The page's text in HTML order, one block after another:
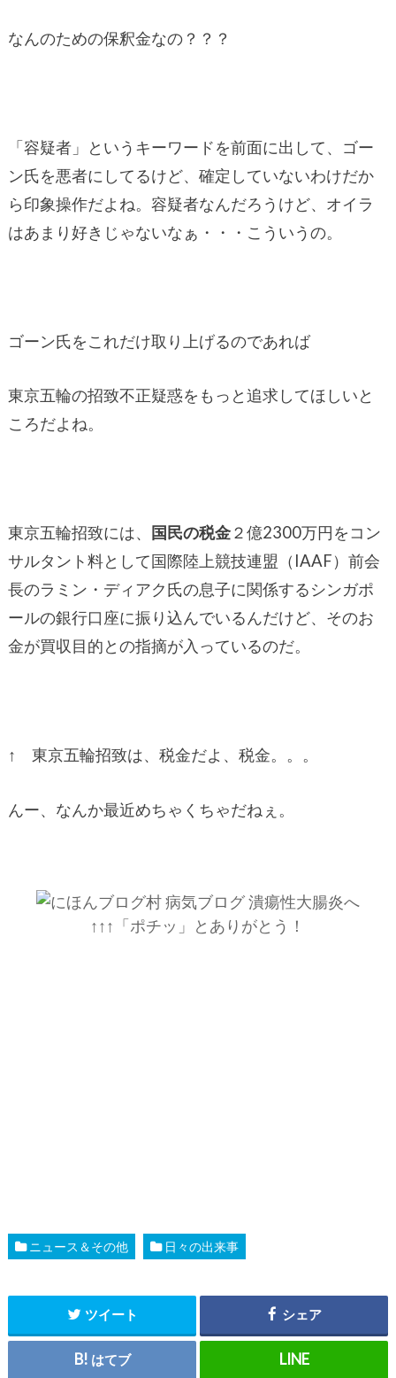
なんのための保釈金なの？？？
「容疑者」というキーワードを前面に出して、ゴー
ン氏を悪者にしてるけど、確定していないわけだか
ら印象操作だよね。容疑者なんだろうけど、オイラ
はあまり好きじゃないなぁ・・・こういうの。
ゴーン氏をこれだけ取り上げるのであれば
東京五輪の招致不正疑惑をもっと追求してほしいと
ころだよね。
東京五輪招致には、 国民の税金２億2300万円をコン
サルタント料として国際陸上競技連盟（IAAF）前会
長のラミン・ディアク氏の息子に関係するシンガポ
ールの銀行口座に振り込んでいるんだけど、そのお
金が買収目的との指摘が入っているのだ。
↑ 東京五輪招致は、税金だよ、税金。。。
んー、なんか最近めちゃくちゃだねぇ。
↑↑↑「ポチッ」とありがとう！
ニュース＆その他 日々の出来事
ツイート シェア
はてブ